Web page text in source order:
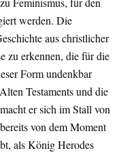
werden. Die
aus christlicher
zu erkennen, die für die
Form undenkbar
Testaments und die
er sich im Stall von
von dem Moment
als König Herodes